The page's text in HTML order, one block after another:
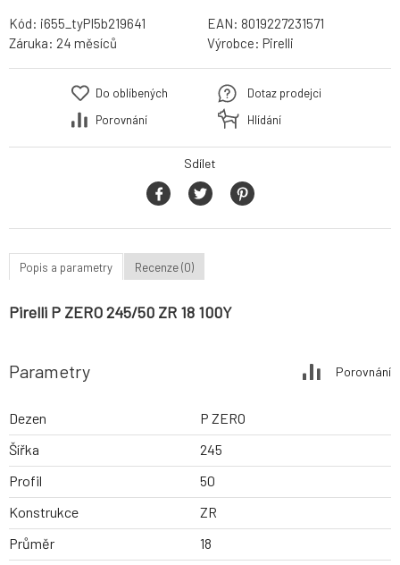
Kód: i655_tyPI5b219641 EAN: 8019227231571
Záruka: 24 měsíců Výrobce: Pirelli
Do oblíbených
Porovnání
Dotaz prodejci
Hlídání
Sdílet
Popis a parametry Recenze (0)
Pirelli P ZERO 245/50 ZR 18 100Y
Parametry Porovnání
Dezen
P ZERO
Šířka
245
Profil
50
Konstrukce
ZR
Průměr
18